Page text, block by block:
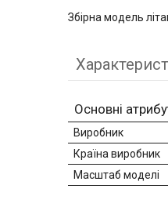
Збірна модель
Основні
Виробник
Країна виробник
Масштаб моделі